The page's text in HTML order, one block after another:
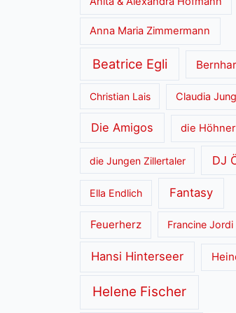
Anna Maria Zimmermann
Beatrice Egli
Christian Lais Claudia Jung
Die Amigos die Höhner
die Jungen Zillertaler DJ
Ella Endlich Fantasy
Feuerherz Francine Jordi
Hansi Hinterseer
Helene Fischer